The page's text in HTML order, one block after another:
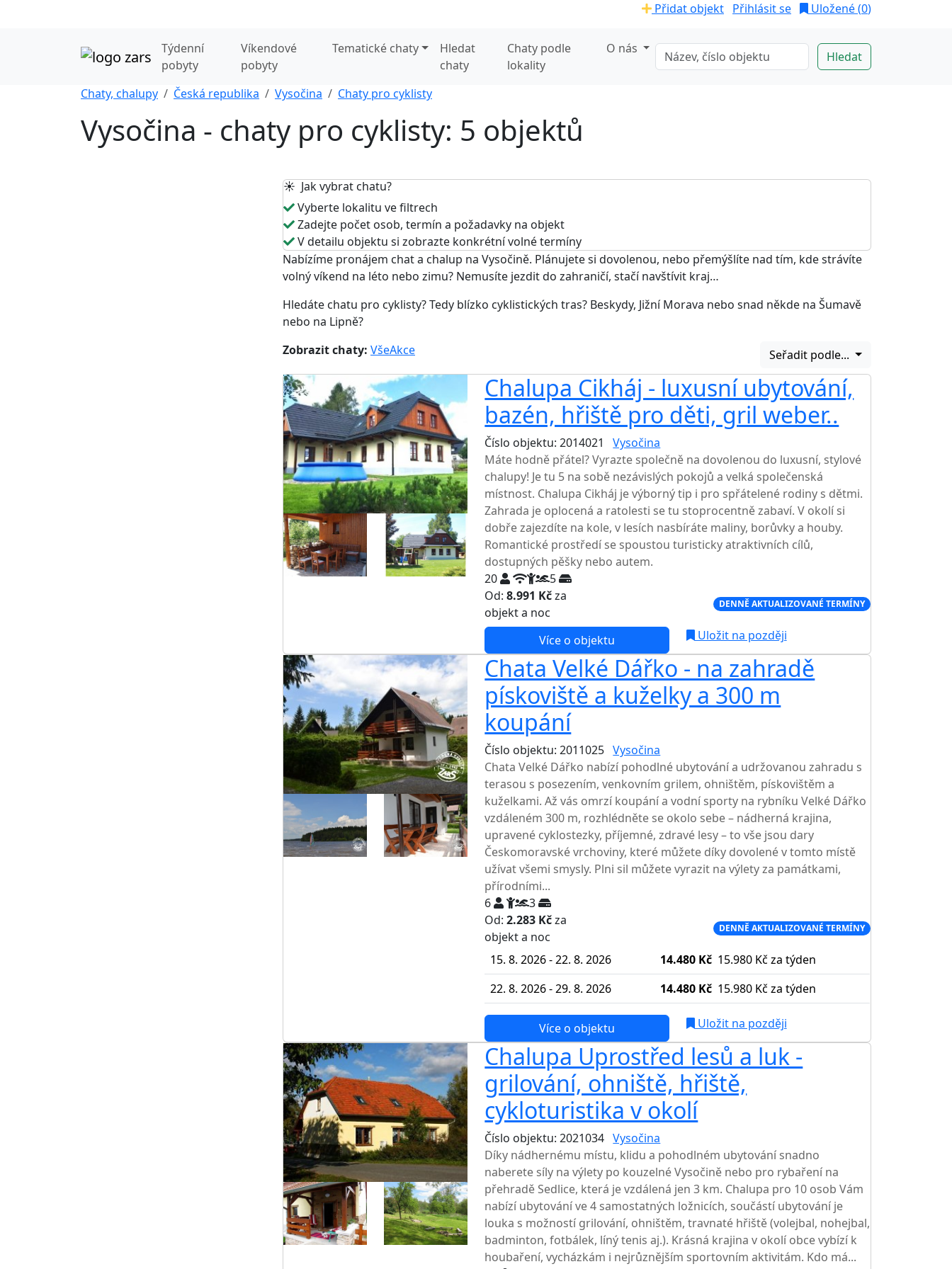
Přidat objekt Přihlásit se Uložené (0)
Týdenní
pobyty
Víkendové
pobyty
Tematické chaty
Hledat
chaty
Chaty podle
lokality
O nás
Chaty, chalupy Česká republika Vysočina Chaty pro cyklisty
Vysočina - chaty pro cyklisty: 5 objektů
☀️ Jak vybrat chatu?
Vyberte lokalitu ve filtrech
Zadejte počet osob, termín a požadavky na objekt
V detailu objektu si zobrazte konkrétní volné termíny
Nabízíme pronájem chat a chalup na Vysočině. Plánujete si dovolenou, nebo přemýšlíte nad tím, kde strávíte
volný víkend na léto nebo zimu? Nemusíte jezdit do zahraničí, stačí navštívit kraj…
Hledáte chatu pro cyklisty? Tedy blízko cyklistických tras? Beskydy, Jižní Morava nebo snad někde na Šumavě
nebo na Lipně?
Zobrazit chaty: VšeAkce Seřadit podle...
Chalupa Cikháj - luxusní ubytování,
bazén, hřiště pro děti, gril weber..
Číslo objektu: 2014021
Vysočina
Máte hodně přátel? Vyrazte společně na dovolenou do luxusní, stylové
chalupy! Je tu 5 na sobě nezávislých pokojů a velká společenská
místnost. Chalupa Cikháj je výborný tip i pro spřátelené rodiny s dětmi.
Zahrada je oplocená a ratolesti se tu stoprocentně zabaví. V okolí si
dobře zajezdíte na kole, v lesích nasbíráte maliny, borůvky a houby.
Romantické prostředí se spoustou turisticky atraktivních cílů,
dostupných pěšky nebo autem.
20
5
Od:8.991 Kčza
objekt a noc
DENNĚ AKTUALIZOVANÉ TERMÍNY
Více o objektu
Uložit na později
Chata Velké Dářko - na zahradě
pískoviště a kuželky a 300 m
koupání
Číslo objektu: 2011025 Vysočina
Chata Velké Dářko nabízí pohodlné ubytování a udržovanou zahradu s
terasou s posezením, venkovním grilem, ohništěm, pískovištěm a
kuželkami. Až vás omrzí koupání a vodní sporty na rybníku Velké Dářko
vzdáleném 300 m, rozhlédněte se okolo sebe – nádherná krajina,
upravené cyklostezky, příjemné, zdravé lesy – to vše jsou dary
Českomoravské vrchoviny, které můžete díky dovolené v tomto místě
užívat všemi smysly. Plni sil můžete vyrazit na výlety za památkami,
přírodními...
6
3
Od:2.283 Kčza
objekt a noc
DENNĚ AKTUALIZOVANÉ TERMÍNY
15. 8. 2026 - 22. 8. 2026 14.480 Kč 15.980 Kč za týden
22. 8. 2026 - 29. 8. 2026
14.480 Kč 15.980 Kč za týden
Více o objektu Uložit na později
Chalupa Uprostřed lesů a luk -
grilování, ohniště, hřiště,
cykloturistika v okolí
Číslo objektu: 2021034 Vysočina
Díky nádhernému místu, klidu a pohodlném ubytování snadno
naberete síly na výlety po kouzelné Vysočině nebo pro rybaření na
přehradě Sedlice, která je vzdálená jen 3 km. Chalupa pro 10 osob Vám
nabízí ubytování ve 4 samostatných ložnicích, součástí ubytování je
louka s možností grilování, ohništěm, travnaté hřiště (volejbal, nohejbal,
badminton, fotbálek, líný tenis aj.). Krásná krajina v okolí obce vybízí k
houbaření, vycházkám i nejrůznějším sportovním aktivitám. Kdo má...